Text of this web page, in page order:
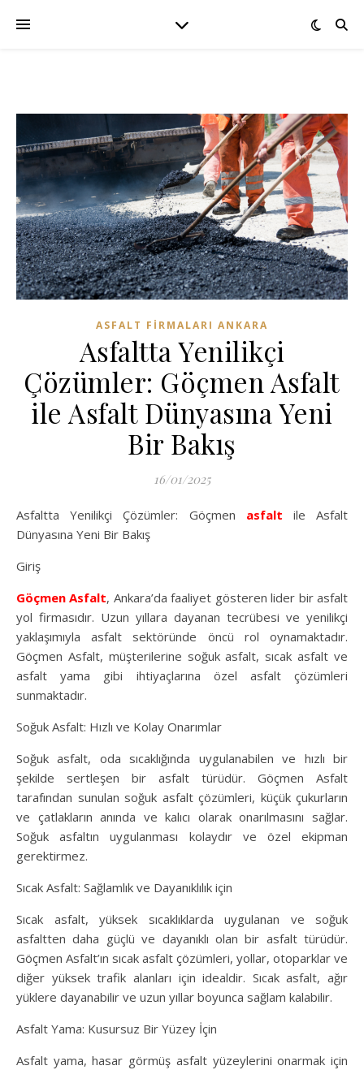
ASFALT FIRMALARI ANKARA
Asfaltta Yenilikçi
Çözümler: Göçmen Asfalt
ile Asfalt Dünyasına Yeni
Bir Bakış
16/01/2025
Asfaltta Yenilikçi Çözümler: Göçmen asfalt ile Asfalt
Dünyasına Yeni Bir Bakış
Giriş
Göçmen Asfalt, Ankara’da faaliyet gösteren lider bir asfalt
yol firmasıdır. Uzun yıllara dayanan tecrübesi ve yenilikçi
yaklaşımıyla asfalt sektöründe öncü rol oynamaktadır.
Göçmen Asfalt, müşterilerine soğuk asfalt, sıcak asfalt ve
asfalt yama gibi ihtiyaçlarına özel asfalt çözümleri
sunmaktadır.
Soğuk Asfalt: Hızlı ve Kolay Onarımlar
Soğuk asfalt, oda sıcaklığında uygulanabilen ve hızlı bir
şekilde sertleşen bir asfalt türüdür. Göçmen Asfalt
tarafından sunulan soğuk asfalt çözümleri, küçük çukurların
ve çatlakların anında ve kalıcı olarak onarılmasını sağlar.
Soğuk asfaltın uygulanması kolaydır ve özel ekipman
gerektirmez.
Sıcak Asfalt: Sağlamlık ve Dayanıklılık için
Sıcak asfalt, yüksek sıcaklıklarda uygulanan ve soğuk
asfaltten daha güçlü ve dayanıklı olan bir asfalt türüdür.
Göçmen Asfalt’ın sıcak asfalt çözümleri, yollar, otoparklar ve
diğer yüksek trafik alanları için idealdir. Sıcak asfalt, ağır
yüklere dayanabilir ve uzun yıllar boyunca sağlam kalabilir.
Asfalt Yama: Kusursuz Bir Yüzey İçin
Asfalt yama, hasar görmüş asfalt yüzeylerini onarmak için